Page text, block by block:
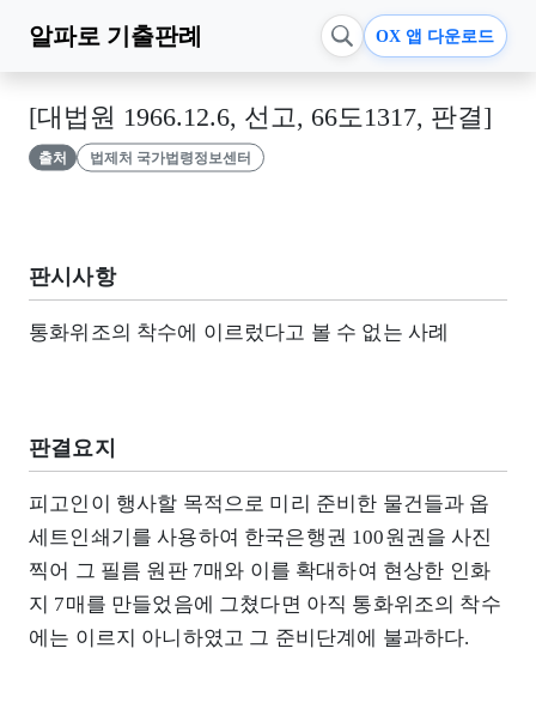
알파로 기출판례 OX 앱 다운로드
[대법원 1966.12.6, 선고, 66도1317, 판결]
출처 법제처 국가법령정보센터
판시사항
통화위조의 착수에 이르렀다고 볼 수 없는 사례
판결요지
피고인이 행사할 목적으로 미리 준비한 물건들과 옵
세트인쇄기를 사용하여 한국은행권 100원권을 사진
찍어 그 필름 원판 7매와 이를 확대하여 현상한 인화
지 7매를 만들었음에 그쳤다면 아직 통화위조의 착수
에는 이르지 아니하였고 그 준비단계에 불과하다.